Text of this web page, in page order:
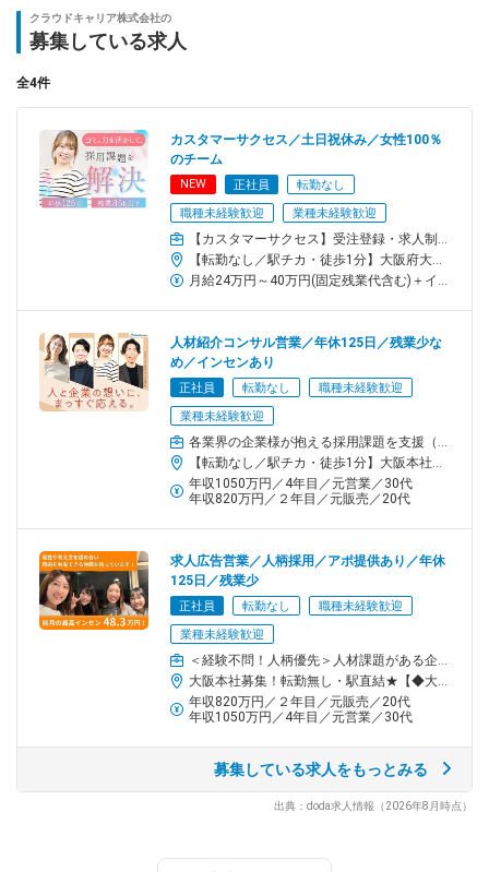
す。
■いざ商談！
様々な取扱いサービスより、お客様の課題に合わせたサービスを
【具体的な取り扱い商材】
■求人広告
今みている転職サイトのdodaはもちろん、マイナビ転職、エン転
職、バイトル、その他ダイレクトリクルーティング等の求人サー
■人材紹介
人材紹介部門とメディア部門が連携することで、課題に応じた最
適な採用手法を提案できる体制を構築。お客様ごとに合わせた
「最適解」を提供。
スカウト配信や面接調整等、採用の実務を企業様に代わって代
行。応募者との接点を逃さず、スピード感のある採用を実現しま
資産形成ニーズの高まりを受けて、注目されている「企業型
DC」。従業員満足度向上や採用力強化にもつながる制度として支
持されています。
インスタ等のSNSを通じて採用活動を行います。この事業部はス
タッフが立ち上げました！
■採用に関わる助成金関連
助成金制度の活用支援も可能です。社労士資格を持つマネージャ
ーが在籍。採用施策と合わせた最適なご提案を行っています。
◇社員：20代3割、30代6割、40代1割
クラウドキャリア株式会社の
募集している求人
全4件
カスタマーサクセス／土日祝休み／女性100％
のチーム
NEW 正社員
転勤なし
職種未経験歓迎
業種未経験歓迎
【カスタマーサクセス】受注登録・求人制作・広告の運用など／クライアントフォローを一貫して対応
【転勤なし／駅チカ・徒歩1分】大阪府大阪市西区新町1-5-7 四ツ橋ビルディング2F＜アクセス＞・大阪メトロ「四ツ橋駅」から徒歩1分・大阪メトロ「心斎橋駅」から徒歩5分※受動喫煙対策:屋内全面禁煙(ビル内喫煙ルーム有り)
月給24万円～40万円(固定残業代含む)＋インセンティブ※固定残業代は、時間外労働の有無に関わらず20時間分を、月3万1100円～5万1900円支給。超過分別途支給。＜試用期間＞月給23万円～26万円(固定残業代含む) ＋インセンティブ※固定残業代は、時間外労働の有無に関わらず20時間分を、月2万9800円～3万5200円支給。超過分別途支給。
人材紹介コンサル営業／年休125日／残業少な
め／インセンあり
正社員 転勤なし
職種未経験歓迎
業種未経験歓迎
各業界の企業様が抱える採用課題を支援（RA）・求職者様の転職支援（CA）全般をお任せ
【転勤なし／駅チカ・徒歩1分】大阪本社＜詳細＞大阪府大阪市西区新町1-5-7 四ツ橋ビルディング2F＜アクセス＞・大阪メトロ「四ツ橋駅」から徒歩1分・大阪メトロ「心斎橋駅」から徒歩5分※受動喫煙対策:屋内全面禁煙
年収1050万円／4年目／元営業／30代
年収820万円／２年目／元販売／20代
求人広告営業／人柄採用／アポ提供あり／年休
125日／残業少
正社員 転勤なし
職種未経験歓迎
業種未経験歓迎
＜経験不問！人柄優先＞人材課題がある企業様にサービス提案（求人広告／人材紹介／SNS運用など）
大阪本社募集！転勤無し・駅直結★【◆大阪本社】大阪府大阪市西区新町1-5-7四ツ橋ビルディング２階[最寄り駅]地下鉄「四ツ橋」駅直結・「心斎橋」駅・「西大橋」駅カフェ風のおしゃれオフィスです！
年収820万円／２年目／元販売／20代
年収1050万円／4年目／元営業／30代
募集している求人をもっとみる
出典：doda求人情報（2026年8月時点）